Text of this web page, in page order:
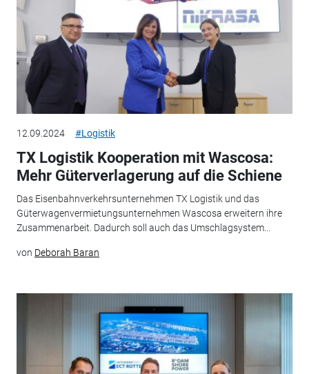
12.09.2024 #Logistik
TX Logistik Kooperation mit Wascosa:
Mehr Güterverlagerung auf die Schiene
Das Eisenbahnverkehrsunternehmen TX Logistik und das
Güterwagenvermietungsunternehmen Wascosa erweitern ihre
Zusammenarbeit. Dadurch soll auch das Umschlagsystem...
von Deborah Baran